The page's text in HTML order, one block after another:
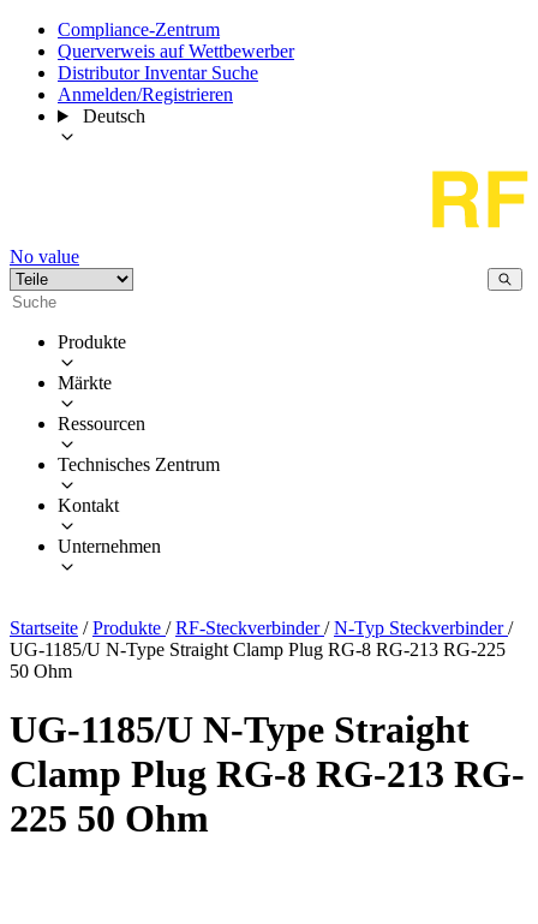
Compliance-Zentrum
Querverweis auf Wettbewerber
Distributor Inventar Suche
Anmelden/Registrieren
Deutsch
No value
Produkte
Märkte
Ressourcen
Technisches Zentrum
Kontakt
Unternehmen
Startseite / Produkte / RF-Steckverbinder/ N-Typ Steckverbinder/
UG-1185/U N-Type Straight Clamp Plug RG-8 RG-213 RG-225
50 Ohm
UG-1185/U N-Type Straight
Clamp Plug RG-8 RG-213 RG-
225 50 Ohm